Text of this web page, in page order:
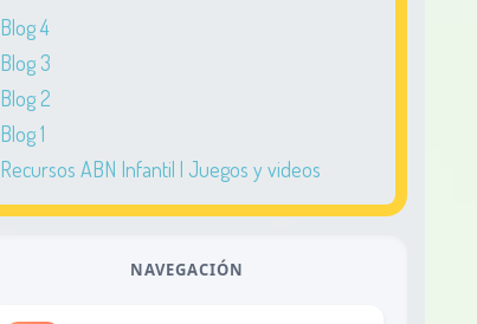
Blog 4
Blog 3
Blog 2
Blog 1
Recursos ABN Infantil | Juegos y videos
NAVEGACIÓN